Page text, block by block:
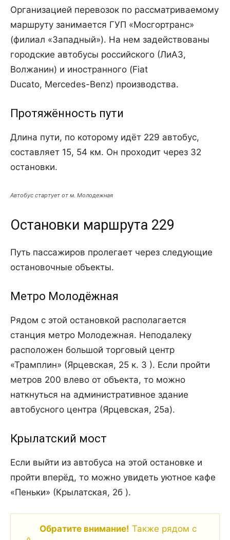
Организацией перевозок по рассматриваемому
маршруту занимается ГУП «Мосгортранс»
(филиал «Западный»). На нем задействованы
городские автобусы российского (ЛиАЗ,
Волжанин) и иностранного (Fiat
Ducato, Mercedes-Benz) производства.
Протяжённость пути
Длина пути, по которому идёт 229 автобус,
составляет 15, 54 км. Он проходит через 32
остановки.
Автобус стартует от м. Молодежная
Остановки маршрута 229
Путь пассажиров пролегает через следующие
остановочные объекты.
Метро Молодёжная
Рядом с этой остановкой располагается
станция метро Молодежная. Неподалеку
расположен большой торговый центр
«Трамплин» (Ярцевская, 25 к. 3 ). Если пройти
метров 200 влево от объекта, то можно
наткнуться на административное здание
автобусного центра (Ярцевская, 25а).
Крылатский мост
Если выйти из автобуса на этой остановке и
пройти вперёд, то можно увидеть уютное кафе
«Пеньки» (Крылатская, 2б ).
Обратите внимание! Также рядом с